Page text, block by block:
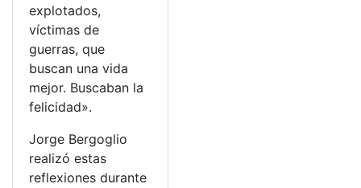
explotados,
víctimas de
guerras, que
buscan una vida
mejor. Buscaban la
felicidad».
Jorge Bergoglio
realizó estas
reflexiones durante